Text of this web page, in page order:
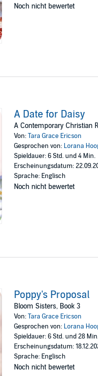
Noch nicht bewertet
A Date for Daisy
A Contemporary Christian
Von:Tara Grace Ericson
Gesprochen von: Lorana
Spieldauer: 6 Std. und 4 Min.
Erscheinungsdatum:
Sprache: Englisch
Noch nicht bewertet
Poppy's Proposal
Bloom Sisters, Book 3
Von:Tara Grace Ericson
Gesprochen von: Lorana
Spieldauer: 6 Std. und 28
Erscheinungsdatum:
Sprache: Englisch
Noch nicht bewertet